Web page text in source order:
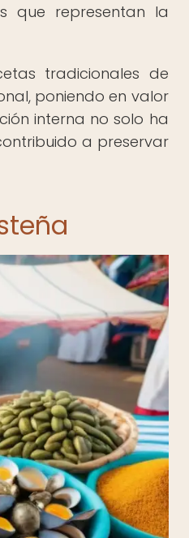
que representan la
tradicionales de
poniendo en valor
interna no solo ha
a preservar